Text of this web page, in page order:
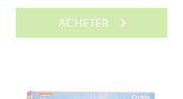
ACHETER